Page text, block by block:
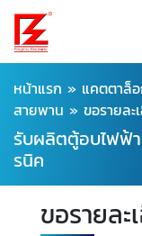
หน้าแรก » แคตตาล็
สายพาน » ขอรายละ
รับผลิตตู้อบไฟฟ้า
รนิค
ขอรายล